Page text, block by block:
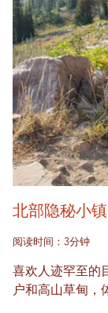
北部隐秘小
阅读时间：3分钟
喜欢人迹罕至的
户和高山草甸，